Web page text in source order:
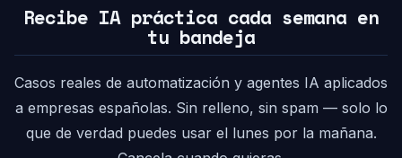
Recibe IA práctica cada semana en
tu bandeja
Casos reales de automatización y agentes IA aplicados
a empresas españolas. Sin relleno, sin spam — solo lo
que de verdad puedes usar el lunes por la mañana.